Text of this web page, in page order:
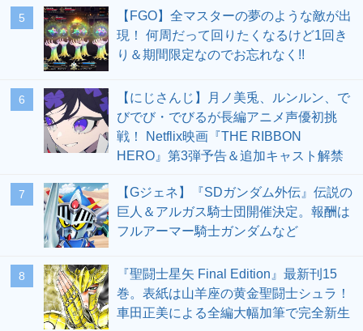
5
【FGO】全マスターの夢のような敵が出
現！ 何周だって回りたくなるけど1回き
り＆期間限定なのでお忘れなく!!
6
【にじさんじ】月ノ美兎、ルンルン、で
びでび・でびるが長編アニメ声優初挑
戦！ Netflix映画『THE RIBBON
HERO』第3弾予告＆追加キャスト解禁
7
【Gジェネ】『SDガンダム外伝』伝説の
巨人＆アルガス騎士団開催決定。報酬は
フルアーマー騎士ガンダムなど
8
『聖闘士星矢 Final Edition』最新刊15
巻。表紙は山羊座の黄金聖闘士シュラ！
車田正美による全編大幅加筆で完全新生